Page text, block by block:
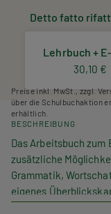
Detto fatto
Lehrbuch +
30,10 €
Preise inkl. MwSt., zzgl.
über die Schulbuchaktion
erhältlich.
BESCHREIBUNG
Das Arbeitsbuch zum
zusätzliche
Grammatik,
eigenes